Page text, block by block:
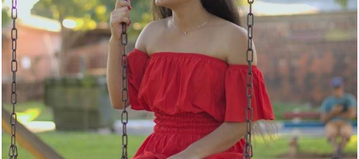
1742 0